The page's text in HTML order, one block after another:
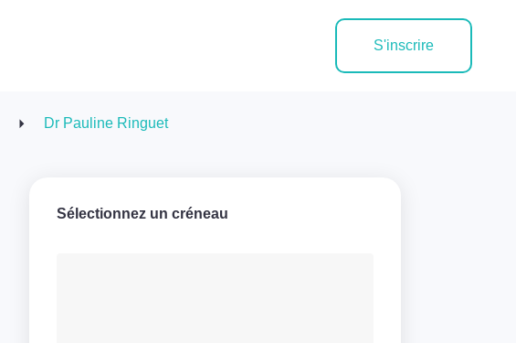
S'inscrire
Dr Pauline Ringuet
Sélectionnez un créneau